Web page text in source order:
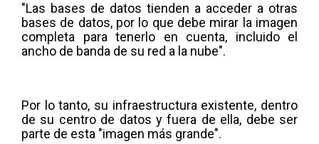
"Las bases de datos tienden a acceder a otras
bases de datos, por lo que debe mirar la imagen
completa para tenerlo en cuenta, incluido el
ancho de banda de su red a la nube".
Por lo tanto, su infraestructura existente, dentro
de su centro de datos y fuera de ella, debe ser
parte de esta "imagen más grande".